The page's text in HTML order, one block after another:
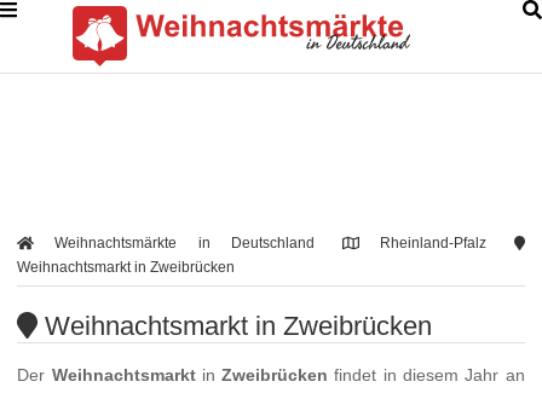
Weihnachtsmärkte in Deutschland
Rheinland-Pfalz
Weihnachtsmarkt in Zweibrücken
Weihnachtsmarkt in Zweibrücken
Der WeihnachtsmarktinZweibrücken findet in diesem Jahr an